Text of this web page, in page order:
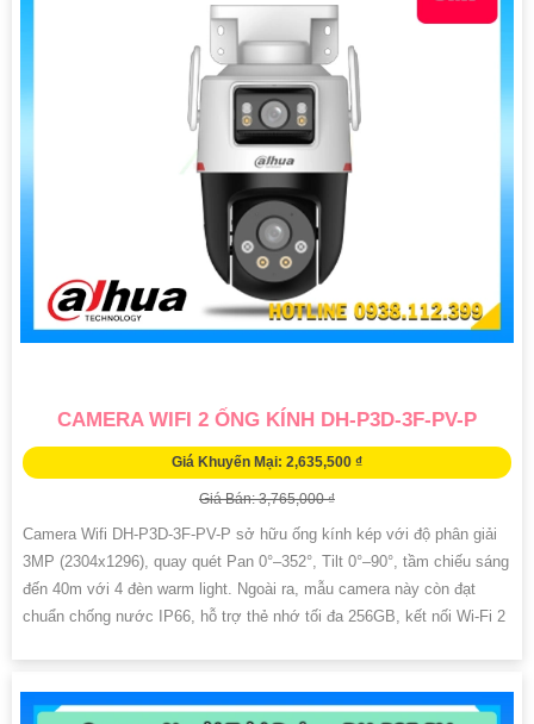
CAMERA WIFI 2 ỐNG KÍNH DH-P3D-3F-PV-P
Giá Khuyến Mại: 2,635,500 ₫
Giá Bán: 3,765,000 ₫
Camera Wifi DH-P3D-3F-PV-P sở hữu ống kính kép với độ phân giải
3MP (2304x1296), quay quét Pan 0°–352°, Tilt 0°–90°, tầm chiếu sáng
đến 40m với 4 đèn warm light. Ngoài ra, mẫu camera này còn đạt
chuẩn chống nước IP66, hỗ trợ thẻ nhớ tối đa 256GB, kết nối Wi-Fi 2